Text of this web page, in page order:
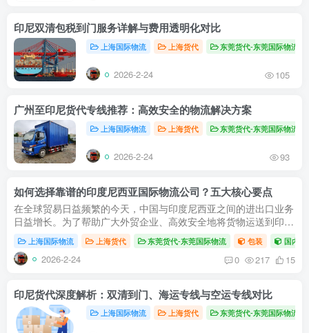
印尼双清包税到门服务详解与费用透明化对比
上海国际物流 上海货代 东莞货代-东莞国际物流
2026-2-24 105
广州至印尼货代专线推荐：高效安全的物流解决方案
上海国际物流 上海货代 东莞货代-东莞国际物流
2026-2-24 93
如何选择靠谱的印度尼西亚国际物流公司？五大核心要点
在全球贸易日益频繁的今天，中国与印度尼西亚之间的进出口业务
日益增长。为了帮助广大外贸企业、高效安全地将货物运送到印
尼，选择一家专业的印度尼西亚货代至关重要。本文将为您全面解
析从中国...
上海国际物流 上海货代 东莞货代-东莞国际物流 包装 国内空
2026-2-24 0 217 15
印尼货代深度解析：双清到门、海运专线与空运专线对比
上海国际物流 上海货代 东莞货代-东莞国际物流